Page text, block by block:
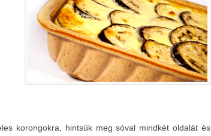
korongokra, hintsük meg sóval mindkét oldalát és